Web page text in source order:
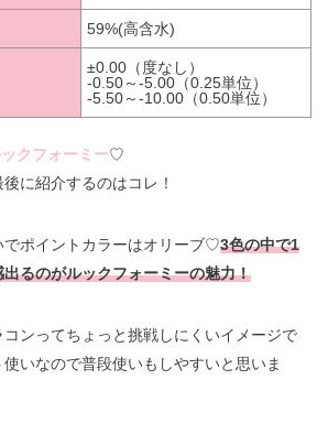
59%(高含水)
±0.00（度なし）
-0.50～-5.00（0.25単位）
-5.50～-10.00（0.50単位）
クフォーミー♡
に紹介するのはコレ！
でポイントカラーはオリーブ♡3色の中で1
るのがルックフォーミーの魅力！
ンってちょっと挑戦しにくいイメージで
いなので普段使いもしやすいと思いま